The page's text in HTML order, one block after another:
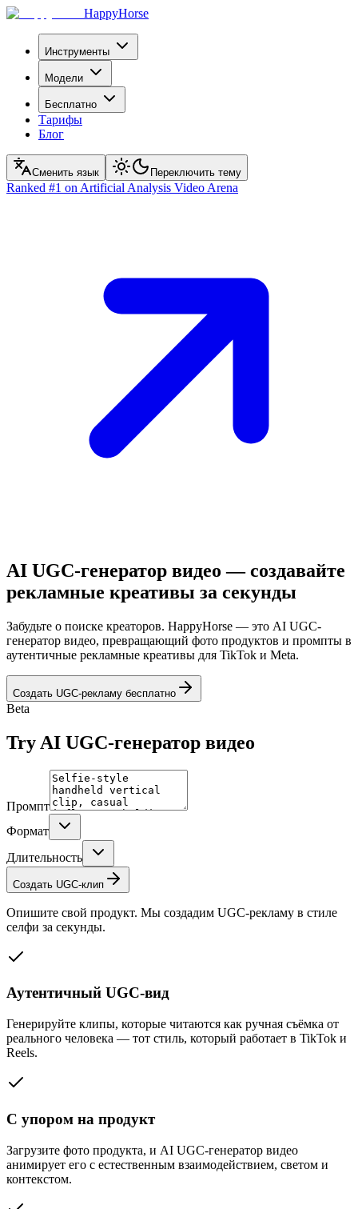
HappyHorse
Инструменты
Модели
Бесплатно
Тарифы
Блог
Сменить язык Переключить тему
Ranked #1 on Artificial Analysis Video Arena
AI UGC-генератор видео — создавайте
рекламные креативы за секунды
Забудьте о поиске креаторов. HappyHorse — это AI UGC-
генератор видео, превращающий фото продуктов и промпты в
аутентичные рекламные креативы для TikTok и Meta.
Создать UGC-рекламу бесплатно
Beta
Try AI UGC-генератор видео
Промпт
Формат
Длительность
Создать UGC-клип
Опишите свой продукт. Мы создадим UGC-рекламу в стиле
селфи за секунды.
Аутентичный UGC-вид
Генерируйте клипы, которые читаются как ручная съёмка от
реального человека — тот стиль, который работает в TikTok и
Reels.
С упором на продукт
Загрузите фото продукта, и AI UGC-генератор видео
анимирует его с естественным взаимодействием, светом и
контекстом.